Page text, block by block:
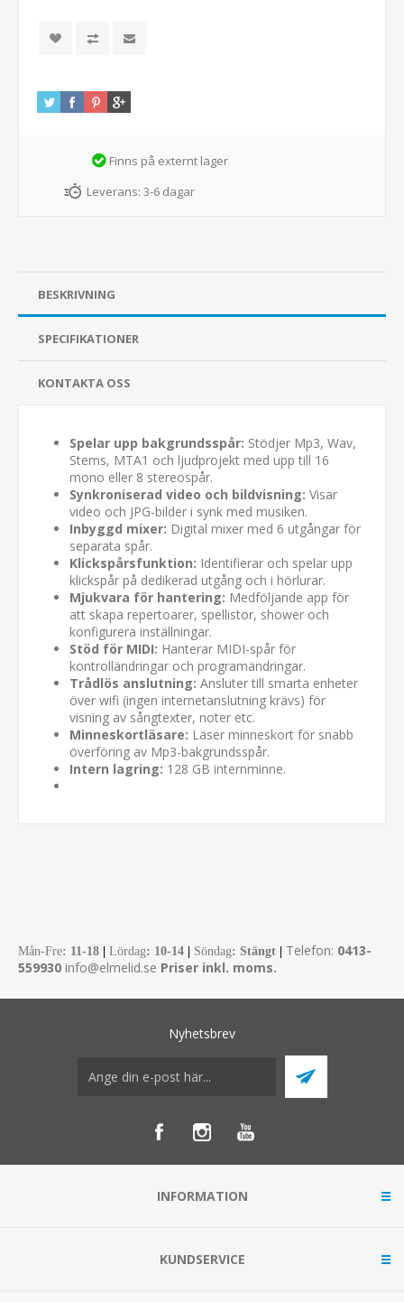
Finns på externt lager
Leverans: 3-6 dagar
BESKRIVNING
SPECIFIKATIONER
KONTAKTA OSS
Spelar upp bakgrundsspår: Stödjer Mp3, Wav,
Stems, MTA1 och ljudprojekt med upp till 16
mono eller 8 stereospår.
Synkroniserad video och bildvisning: Visar
video och JPG-bilder i synk med musiken.
Inbyggd mixer: Digital mixer med 6 utgångar för
separata spår.
Klickspårsfunktion: Identifierar och spelar upp
klickspår på dedikerad utgång och i hörlurar.
Mjukvara för hantering: Medföljande app för
att skapa repertoarer, spellistor, shower och
konfigurera inställningar.
Stöd för MIDI: Hanterar MIDI-spår för
kontrolländringar och programändringar.
Trådlös anslutning: Ansluter till smarta enheter
över wifi (ingen internetanslutning krävs) för
visning av sångtexter, noter etc.
Minneskortläsare: Läser minneskort för snabb
överföring av Mp3-bakgrundsspår.
Intern lagring: 128 GB internminne.
Mån-Fre: 11-18 Lördag: 10-14 Söndag: Stängt Telefon: 0413-
559930 info@elmelid.se Priser inkl. moms.
Nyhetsbrev
INFORMATION
KUNDSERVICE